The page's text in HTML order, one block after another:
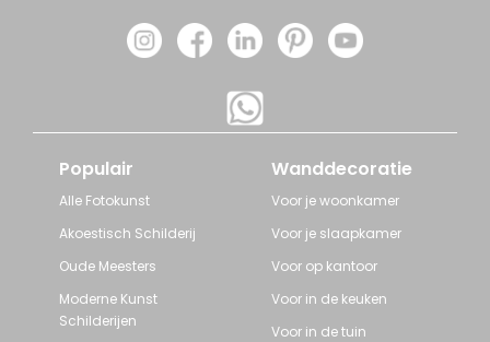
Populair
Alle Fotokunst
Akoestisch Schilderij
Oude Meesters
Moderne Kunst
Schilderijen
Wanddecoratie
Voor je woonkamer
Voor je slaapkamer
Voor op kantoor
Voor in de keuken
Voor in de tuin